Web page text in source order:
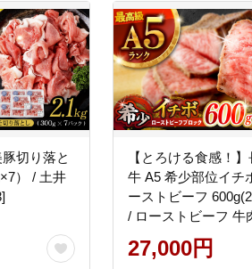
豚切り落と
） / 土井
【とろける食感！
牛 A5 希少部位イチ
ーストビーフ
/ ローストビーフ 牛
ろーすとびーふ ブ
いちぼ / 諫早市 / 野
27,000円